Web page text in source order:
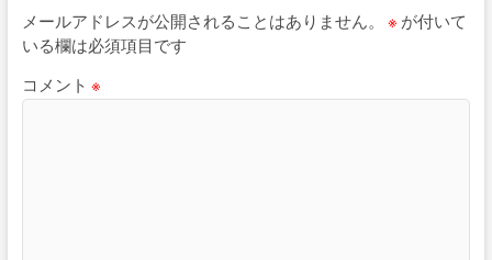
メールアドレスが公開されることはありません。 ※ が付いて
いる欄は必須項目です
コメント ※